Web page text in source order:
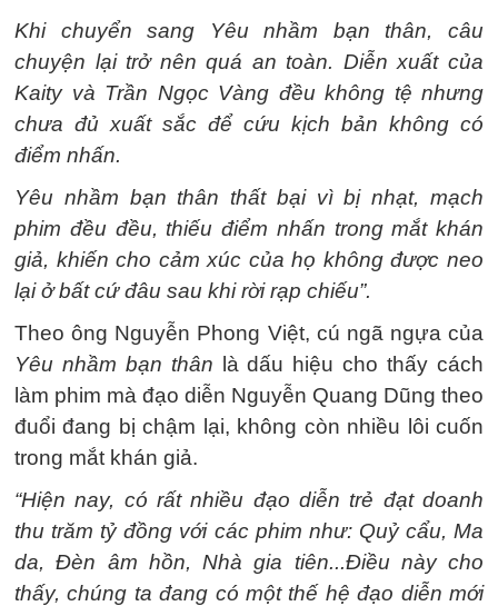
Khi chuyển sang Yêu nhầm bạn thân, câu
chuyện lại trở nên quá an toàn. Diễn xuất của
Kaity và Trần Ngọc Vàng đều không tệ nhưng
chưa đủ xuất sắc để cứu kịch bản không có
điểm nhấn.
Yêu nhầm bạn thân thất bại vì bị nhạt, mạch
phim đều đều, thiếu điểm nhấn trong mắt khán
giả, khiến cho cảm xúc của họ không được neo
lại ở bất cứ đâu sau khi rời rạp chiếu”.
Theo ông Nguyễn Phong Việt, cú ngã ngựa của
Yêu nhầm bạn thân là dấu hiệu cho thấy cách
làm phim mà đạo diễn Nguyễn Quang Dũng theo
đuổi đang bị chậm lại, không còn nhiều lôi cuốn
trong mắt khán giả.
“Hiện nay, có rất nhiều đạo diễn trẻ đạt doanh
thu trăm tỷ đồng với các phim như: Quỷ cẩu, Ma
da, Đèn âm hồn, Nhà gia tiên...Điều này cho
thấy, chúng ta đang có một thế hệ đạo diễn mới